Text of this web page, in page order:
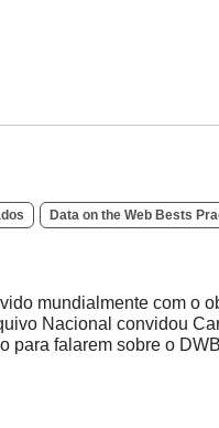
Data on the Web Bests
mundialmente com o
Nacional convidou
para falarem sobre o